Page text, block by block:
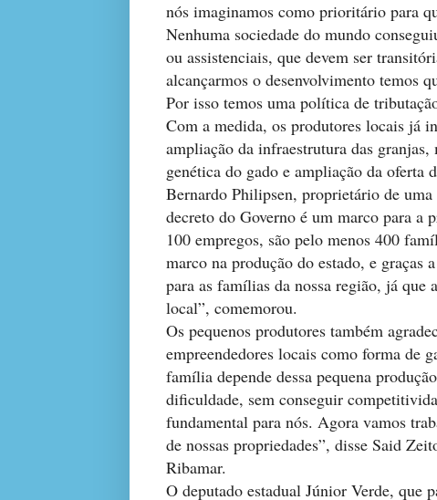
nós imaginamos como prioritário para
Nenhuma sociedade do mundo
ou assistenciais, que devem ser
alcançarmos o desenvolvimento temos
Por isso temos uma política de
Com a medida, os produtores locais já
ampliação da infraestrutura das
genética do gado e ampliação da oferta
Bernardo Philipsen, proprietário de
decreto do Governo é um marco para a
100 empregos, são pelo menos 400
marco na produção do estado, e graças
para as famílias da nossa região, já que
local”, comemorou.
Os pequenos produtores também
empreendedores locais como forma de
família depende dessa pequena
dificuldade, sem conseguir
fundamental para nós. Agora vamos
de nossas propriedades”, disse Said
Ribamar.
O deputado estadual Júnior Verde, que